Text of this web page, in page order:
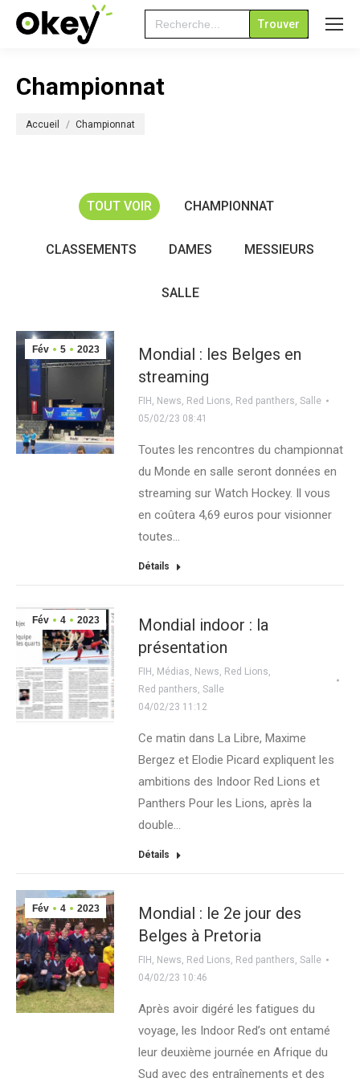
Search
for:
Championnat
Accueil Championnat
TOUT VOIR CHAMPIONNAT
CLASSEMENTS DAMES MESSIEURS
SALLE
Fév 5 2023
Mondial : les Belges en
streaming
FIH , News, Red Lions, Red panthers,Salle
05/02/23 08:41
Toutes les rencontres du championnat
du Monde en salle seront données en
streaming sur Watch Hockey. Il vous
en coûtera 4,69 euros pour visionner
toutes…
Détails
Fév 4 2023
Mondial indoor : la
présentation
FIH , Médias, News, Red Lions,
Red panthers,Salle
04/02/23 11:12
Ce matin dans La Libre, Maxime
Bergez et Elodie Picard expliquent les
ambitions des Indoor Red Lions et
Panthers Pour les Lions, après la
double…
Détails
Fév 4 2023
Mondial : le 2e jour des
Belges à Pretoria
FIH , News, Red Lions, Red panthers,Salle
04/02/23 10:46
Après avoir digéré les fatigues du
voyage, les Indoor Red’s ont entamé
leur deuxième journée en Afrique du
Sud avec des entraînements et des